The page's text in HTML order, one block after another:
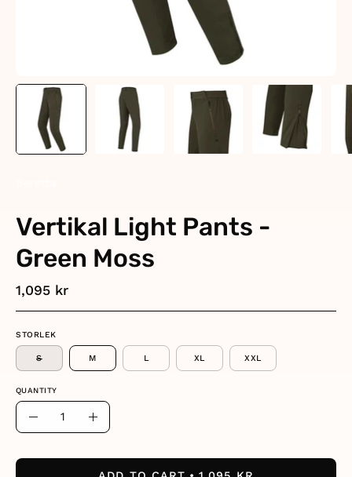
Vertikal Light Pants -
Green Moss
1,095 kr
STORLEK
S M L XL XXL
QUANTITY
Quantity
Decrease Increase